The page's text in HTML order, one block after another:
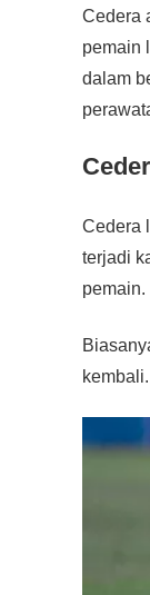
Cedera
pemain
dalam
Cedera
terjadi
pemain.
kembali.